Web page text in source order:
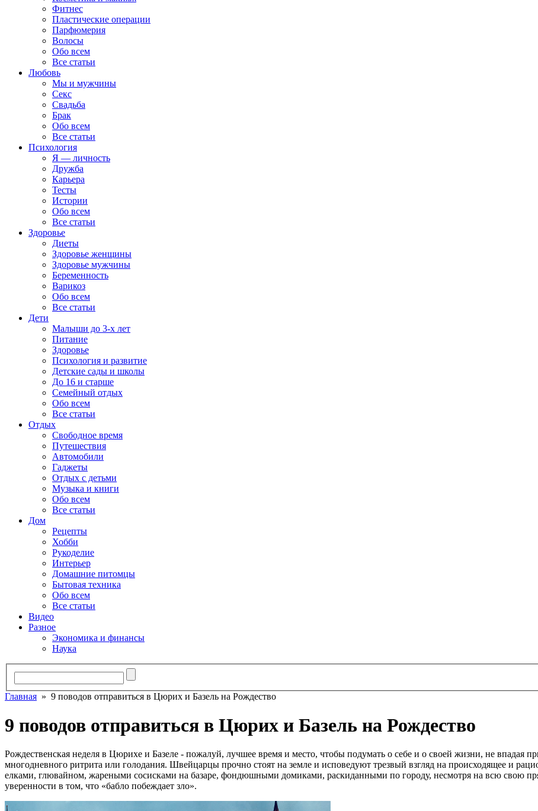
Фитнес
Пластические операции
Парфюмерия
Волосы
Обо всем
Все статьи
Любовь
Мы и мужчины
Секс
Свадьба
Брак
Обо всем
Все статьи
Психология
Я — личность
Дружба
Карьера
Тесты
Истории
Обо всем
Все статьи
Здоровье
Диеты
Здоровье женщины
Здоровье мужчины
Беременность
Варикоз
Обо всем
Все статьи
Дети
Малыши до 3-х лет
Питание
Здоровье
Психология и развитие
Детские сады и школы
До 16 и старше
Семейный отдых
Обо всем
Все статьи
Отдых
Свободное время
Путешествия
Автомобили
Гаджеты
Отдых с детьми
Музыка и книги
Обо всем
Все статьи
Дом
Рецепты
Хобби
Рукоделие
Интерьер
Домашние питомцы
Бытовая техника
Обо всем
Все статьи
Видео
Разное
Экономика и финансы
Наука
Главная » 9 поводов отправиться в Цюрих и Базель на Рождество
9 поводов отправиться в Цюрих и Базель на Рождество
Рождественская неделя в Цюрихе и Базеле - пожалуй, лучшее время и место, чтобы подумать о себе и о своей жизни, не впадая
многодневного ритрита или голодания. Швейцарцы прочно стоят на земле и исповедуют трезвый взгляд на происходящее и
елками, глювайном, жареными сосисками на базаре, фондюшными домиками, раскиданными по городу, несмотря на всю свою
уверенности в том, что «бабло побеждает зло».